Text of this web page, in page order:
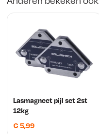
w
a
s
:
Lasmagneet pijl set 2st
12kg
€ 5,99